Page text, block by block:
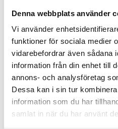
Denna webbplats använder
Vi använder
funktioner för sociala medier
vidarebefordrar även sådana
information från din enhet till
annons- och analysföretag
Dessa kan i sin tur
information som du har
samlat in när du har använt